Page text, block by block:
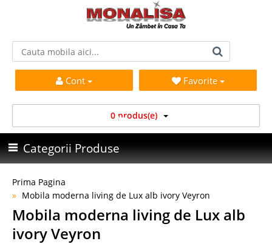
Cont Favorite
0 produs(e)
Categorii Produse
Prima Pagina
Mobila moderna living de Lux alb ivory Veyron
Mobila moderna living de Lux alb
ivory Veyron